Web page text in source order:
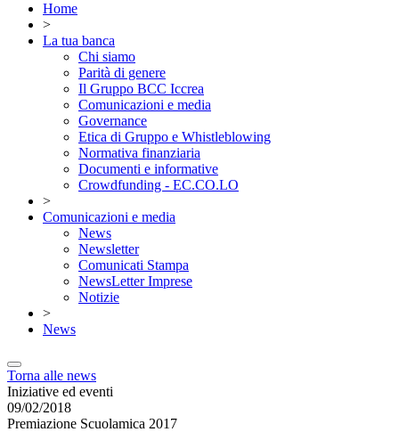
Home
>
La tua banca
Chi siamo
Parità di genere
Il Gruppo BCC Iccrea
Comunicazioni e media
Governance
Etica di Gruppo e Whistleblowing
Normativa finanziaria
Documenti e informative
Crowdfunding - EC.CO.LO
>
Comunicazioni e media
News
Newsletter
Comunicati Stampa
NewsLetter Imprese
Notizie
>
News
Torna alle news
Iniziative ed eventi
09/02/2018
Premiazione Scuolamica 2017